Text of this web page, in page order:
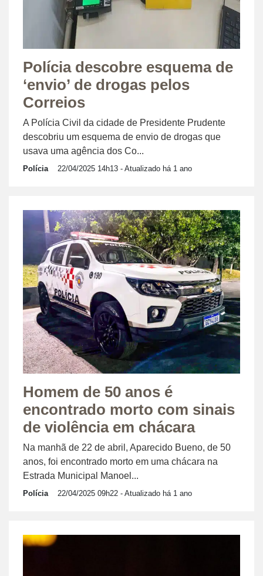
Polícia descobre esquema de
‘envio’ de drogas pelos
Correios
A Polícia Civil da cidade de Presidente Prudente
descobriu um esquema de envio de drogas que
usava uma agência dos Co...
Polícia 22/04/2025 14h13 - Atualizado há 1 ano
Homem de 50 anos é
encontrado morto com sinais
de violência em chácara
Na manhã de 22 de abril, Aparecido Bueno, de 50
anos, foi encontrado morto em uma chácara na
Estrada Municipal Manoel...
Polícia 22/04/2025 09h22 - Atualizado há 1 ano